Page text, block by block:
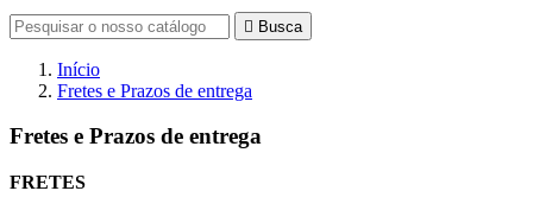
 Busca
Início
Fretes e Prazos de entrega
Fretes e Prazos de entrega
FRETES